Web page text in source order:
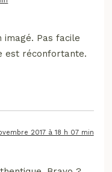
Pas facile
est réconfortante.
2017 à 18 h 07 min